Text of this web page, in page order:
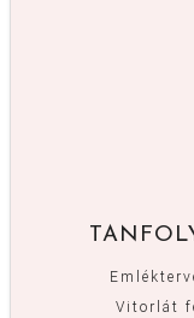
Vitorlát